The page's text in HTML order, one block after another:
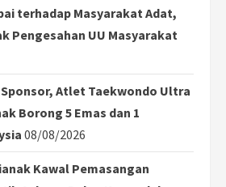
terhadap Masyarakat Adat,
Pengesahan UU Masyarakat
Atlet Taekwondo Ultra
Borong 5 Emas dan 1
08/08/2026
Kawal Pemasangan